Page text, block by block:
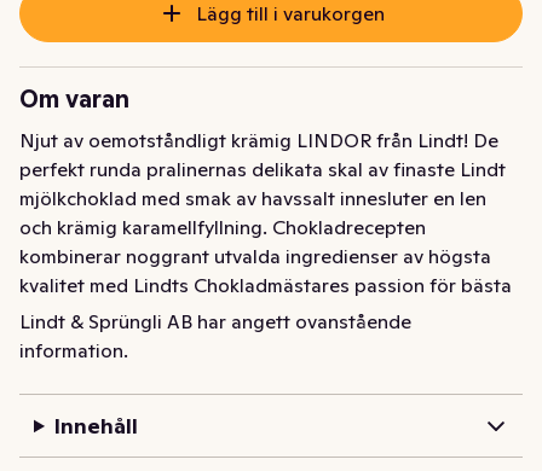
Lägg till i varukorgen
Om varan
Njut av oemotståndligt krämig LINDOR från Lindt! De
perfekt runda pralinernas delikata skal av finaste Lindt
mjölkchoklad med smak av havssalt innesluter en len
och krämig karamellfyllning. Chokladrecepten
kombinerar noggrant utvalda ingredienser av högsta
kvalitet med Lindts Chokladmästares passion för bästa
smakupplevelse. Unna dig själv en härlig stund med
LINDOR eller ge bort som en fin gåva. Varje påse
genom Lindt & Sprüngli Farming Program - i samarbete
med jordbrukarna och deras lokalsamhällen.
Lindt & Sprüngli AB har angett ovanstående
information.
Innehåll